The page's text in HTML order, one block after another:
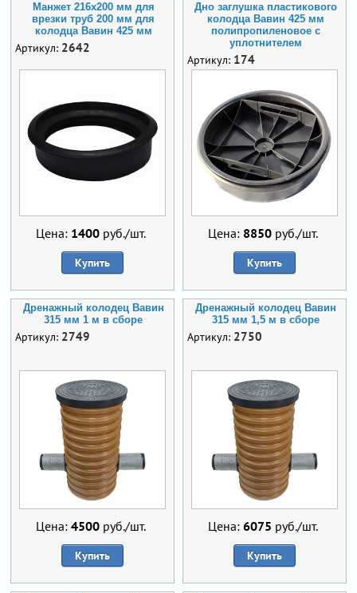
Манжет 216x200 мм для
врезки труб 200 мм для
колодца Вавин 425 мм
Артикул: 2642
Цена: 1400руб./шт.
Купить
Дно заглушка пластикового
колодца Вавин 425 мм
полипропиленовое с
уплотнителем
Артикул: 174
Цена: 8850руб./шт.
Купить
Дренажный колодец Вавин
315 мм 1 м в сборе
Артикул: 2749
Цена: 4500руб./шт.
Купить
Дренажный колодец Вавин
315 мм 1,5 м в сборе
Артикул: 2750
Цена: 6075 руб./шт.
Купить